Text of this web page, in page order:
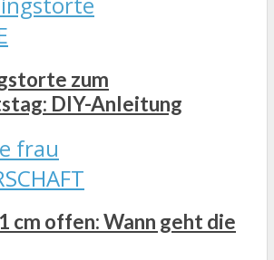
zum
DIY-Anleitung
cm offen: Wann geht die